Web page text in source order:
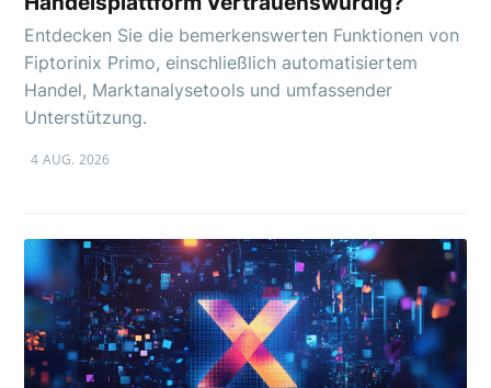
Entdecken Sie die bemerkenswerten Funktionen von
Fiptorinix Primo, einschließlich automatisiertem
Handel, Marktanalysetools und umfassender
Unterstützung.
4 AUG. 2026